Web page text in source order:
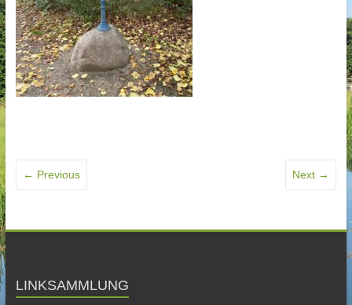
← Previous Next →
LINKSAMMLUNG